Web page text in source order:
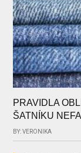
PRAVIDLA
ŠATNÍKU
BY: VERONIKA